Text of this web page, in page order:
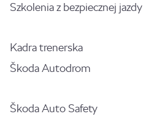
Szkolenia z bezpiecznej jazdy
Kadra trenerska
Škoda Autodrom
Škoda Auto Safety